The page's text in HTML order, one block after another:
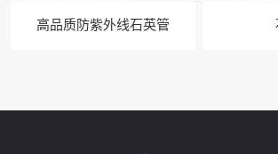
高品质防紫外线石英管